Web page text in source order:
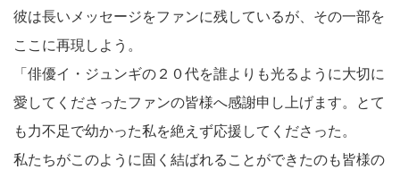
彼は長いメッセージをファンに残しているが、その一部を
ここに再現しよう。
「俳優イ・ジュンギの２０代を誰よりも光るように大切に
愛してくださったファンの皆様へ感謝申し上げます。とて
も力不足で幼かった私を絶えず応援してくださった。
私たちがこのように固く結ばれることができたのも皆様の